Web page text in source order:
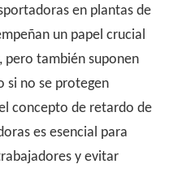
en plantas de
un papel crucial
pero también suponen
si no se protegen
concepto de retardo de
es esencial para
y evitar